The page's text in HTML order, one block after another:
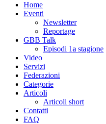
Home
Eventi
Newsletter
Reportage
GBB Talk
Episodi 1a stagione
Video
Servizi
Federazioni
Categorie
Articoli
Articoli short
Contatti
FAQ